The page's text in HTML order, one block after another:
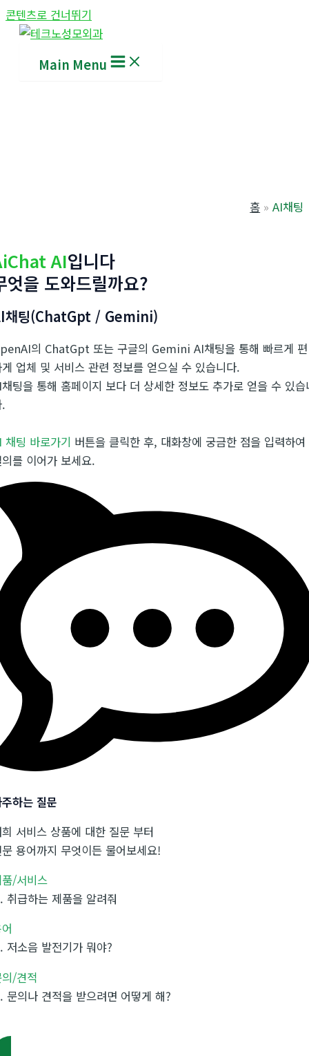
콘텐츠로 건너뛰기
Main Menu
홈 AI채팅
AI입니다
엇을 도와드릴까요?
채팅(ChatGpt / Gemini)
의 ChatGpt 또는 구글의 Gemini AI채팅을 통해 빠르게 편
업체 및 서비스 관련 정보를 얻으실 수 있습니다.
팅을 통해 홈페이지 보다 더 상세한 정보도 추가로 얻을 수 있습
채팅 바로가기 버튼을 클릭한 후, 대화창에 궁금한 점을 입력하여
를 이어가 보세요.
하는 질문
서비스 상품에 대한 질문 부터
용어까지 무엇이든 물어보세요!
/서비스
취급하는 제품을 알려줘
저소음 발전기가 뭐야?
/견적
문의나 견적을 받으려면 어떻게 해?